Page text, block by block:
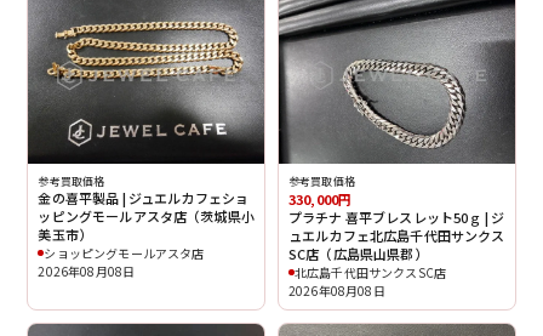
参考買取価格
金の喜平製品 | ジュエルカフェショ
ッピングモールアスタ店（茨城県小
美玉市）
ショッピングモールアスタ店
2026年08月08日
参考買取価格
330,000円
プラチナ 喜平ブレスレット50ｇ | ジ
ュエルカフェ北広島千代田サンクス
SC店（広島県山県郡）
北広島千代田サンクスSC店
2026年08月08日